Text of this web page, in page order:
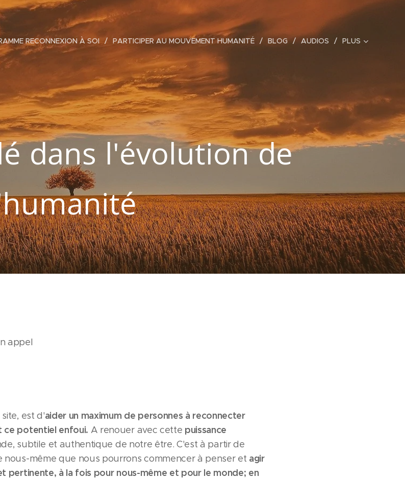
RECONNEXION À SOI PARTICIPER AU MOUVEMENT HUMANITÉ BLOG AUDIOS PLUS
dans l'évolution de
appel
est d'aider un maximum de personnes à reconnecter
ce potentiel enfoui. A renouer avec cette puissance
subtile et authentique de notre être. C'est à partir de
même que nous pourrons commencer à penser et agir
pertinente, à la fois pour nous-même et pour le monde; en